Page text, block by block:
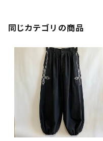
同じカテゴリの商品